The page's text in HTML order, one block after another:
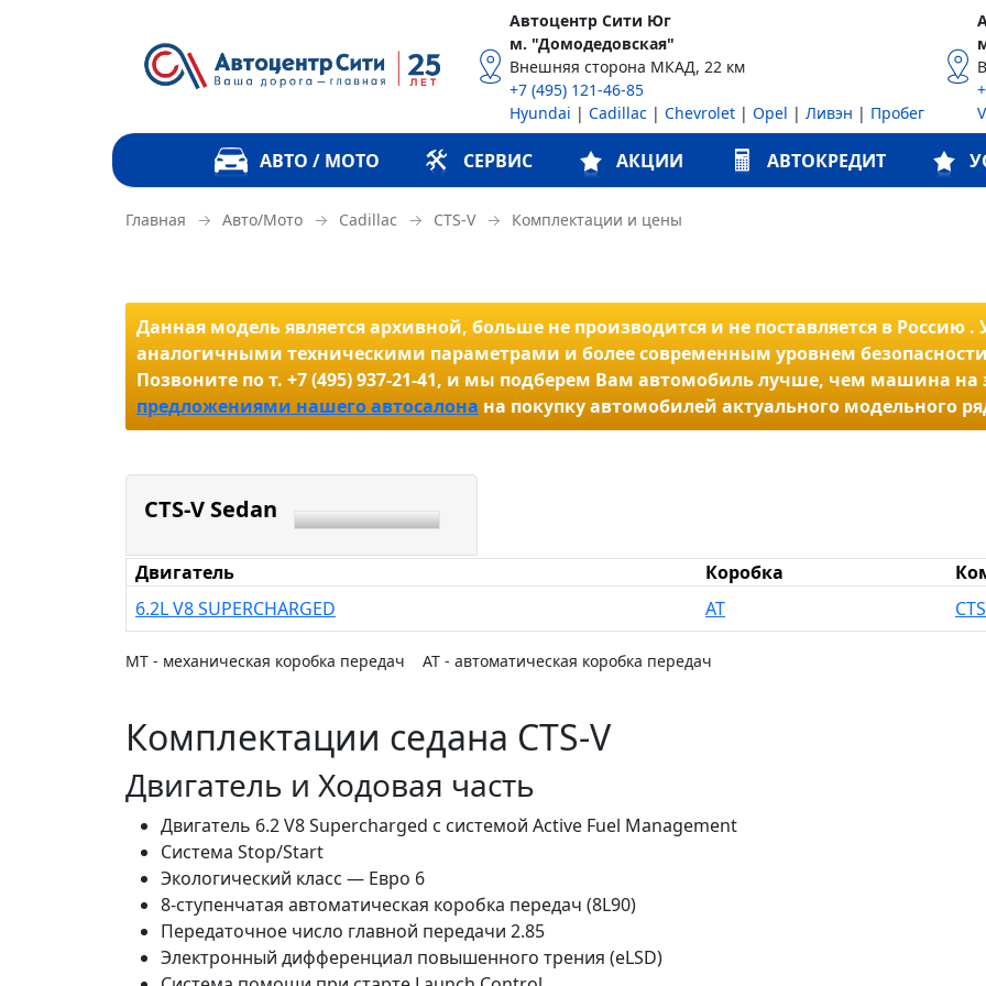
Автоцентр Сити Юг
м. "Домодедовская"
Внешняя сторона МКАД, 22 км
+7 (495) 121-46-85
Hyundai | Cadillac| Chevrolet| Opel | Ливэн | Пробег
АВТО / МОТО СЕРВИС АКЦИИ АВТОКРЕДИТ
Главная → Авто/Мото → Cadillac → CTS-V → Комплектации и цены
Данная модель является архивной, больше не производится и не поставляется в Россию .
аналогичными техническими параметрами и более современным уровнем
Позвоните по т. +7 (495) 937-21-41, и мы подберем Вам автомобиль лучше, чем машина на
предложениями нашего автосалона на покупку автомобилей актуального модельного
CTS-V Sedan
Двигатель Коробка
6.2L V8 SUPERCHARGED
AT
MT - механическая коробка передач AT - автоматическая коробка передач
Комплектации седана CTS-V
Двигатель и Ходовая часть
Двигатель 6.2 V8 Supercharged с системой Active Fuel Management
Система Stop/Start
Экологический класс — Евро 6
8-ступенчатая автоматическая коробка передач (8L90)
Передаточное число главной передачи 2.85
Электронный дифференциал повышенного трения (eLSD)